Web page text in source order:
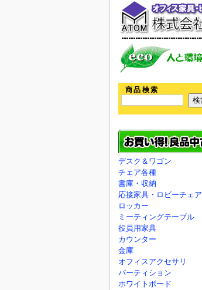
商品検索
デスク＆ワゴン
チェア各種
書庫・収納
応接家具・ロビーチェア
ロッカー
ミーティングテーブル
役員用家具
カウンター
金庫
オフィスアクセサリ
パーティション
ホワイトボード